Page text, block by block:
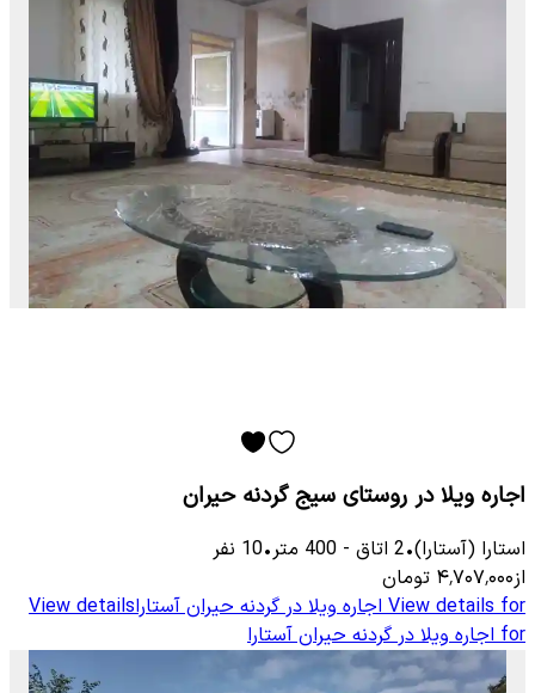
اجاره ویلا در روستای سیج گردنه حیران
استارا (آستارا)•
2 اتاق -
400 متر•
10 نفر
از۴٬۷۰۷٬۰۰۰ تومان
View details for اجاره ویلا در گردنه حیران آستاراView details
for اجاره ویلا در گردنه حیران آستارا